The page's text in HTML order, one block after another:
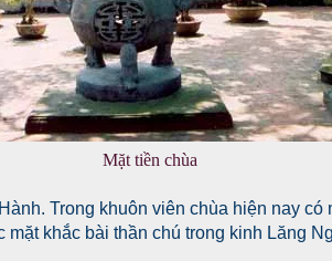
Mặt tiền chùa
Trong khuôn viên chùa hiện nay có
mặt khắc bài thần chú trong kinh Lăng